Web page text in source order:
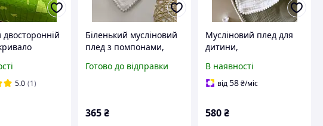
Minecraft з
5.0 (1)
Біленький мусліновий
плед з помпонами,
Готово до відправки
365 ₴
Мусліновий плед для
дитини,
80*100 см
В наявності
від58₴/міс
580₴